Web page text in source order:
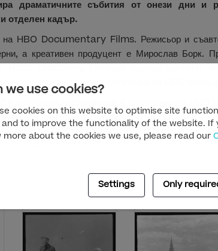
we use cookies?
cookies on this website to optimise site
and to improve the functionality of the website. If
more about the cookies we use, please read our
Settings Only
драматичните събития от онези дни и
отделен кадър.
на HBO Documentary Films. Режисьор и
а креативен продуцент е Мирослав Борк.
Discovery, Полския филмов институт и
фонд на Гданск. От страна на HBO
е достъпен за стрийминг в платформата HBO
четвъртък, от 22:45 ч. по HBO.
& Series документални